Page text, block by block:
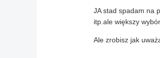
JA stad spadam na
itp.ale większy
Ale zrobisz jak